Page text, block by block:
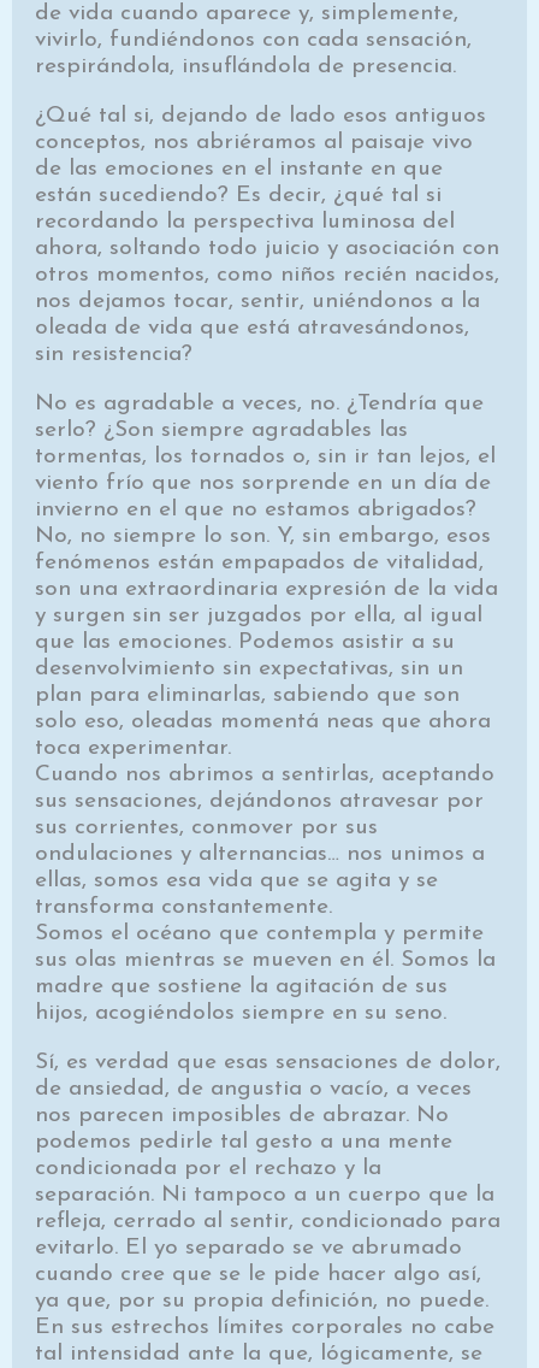
de vida cuando aparece y, simplemente,
vivirlo, fundiéndonos con cada sensación,
respirándola, insu­flándola de presencia.
¿Qué tal si, dejando de lado esos antiguos
concep­tos, nos abriéramos al paisaje vivo
de las emociones en el instante en que
están sucediendo? Es decir, ¿qué tal si
recordando la perspectiva luminosa del
ahora, soltan­do todo juicio y asociación con
otros momentos, como niños recién nacidos,
nos dejamos tocar, sentir, unién­donos a la
oleada de vida que está atravesándonos,
sin resistencia?
No es agradable a veces, no. ¿Tendría que
serlo? ¿Son siempre agradables las
tormentas, los tornados o, sin ir tan lejos, el
viento frío que nos sorprende en un día de
invierno en el que no estamos abrigados?
No, no siempre lo son. Y, sin embargo, esos
fenó­menos están empapados de vitalidad,
son una extraor­dinaria expresión de la vida
y surgen sin ser juzgados por ella, al igual
que las emociones. Podemos asistir a su
desenvolvimiento sin expectativas, sin un
plan para eli­minarlas, sabiendo que son
solo eso, oleadas momentá­ neas que ahora
toca experimentar.
Cuando nos abrimos a sentirlas, aceptando
sus sensaciones, dejándonos atravesar por
sus corrientes, conmover por sus
ondulaciones y alternancias… nos unimos a
ellas, somos esa vida que se agita y se
transfor­ma constantemente.
Somos el océano que contempla y permite
sus olas mientras se mueven en él. Somos la
madre que sostiene la agitación de sus
hijos, acogiéndolos siempre en su seno.
Sí, es verdad que esas sensaciones de dolor,
de an­siedad, de angustia o vacío, a veces
nos parecen impo­sibles de abrazar. No
podemos pedirle tal gesto a una mente
condicionada por el rechazo y la
separación. Ni tampoco a un cuerpo que la
refleja, cerrado al sentir, condicionado para
evitarlo. El yo separado se ve abru­mado
cuando cree que se le pide hacer algo así,
ya que, por su propia definición, no puede.
En sus estrechos límites corporales no cabe
tal intensidad ante la que, lógicamente, se